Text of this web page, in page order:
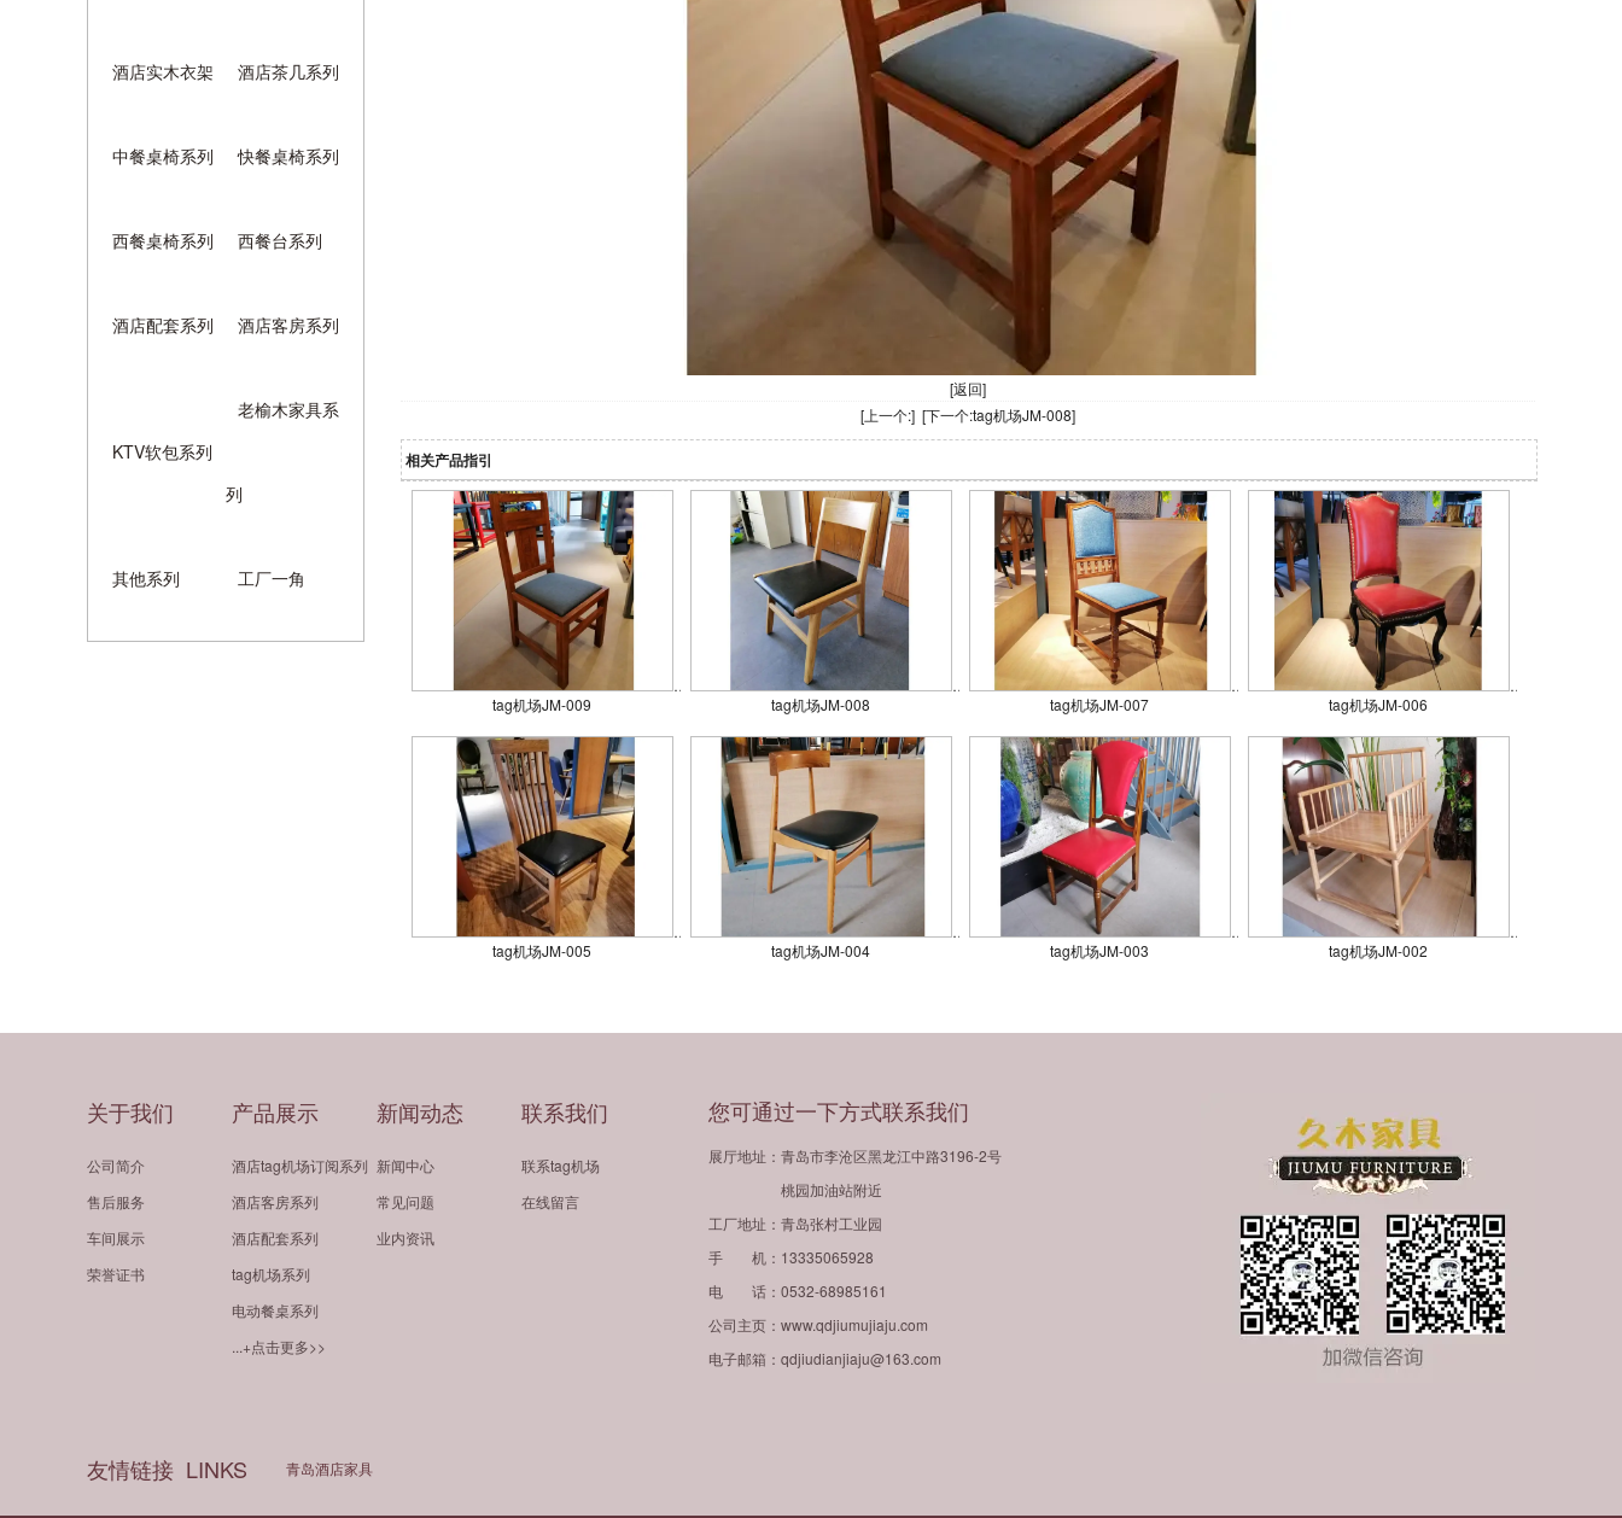
酒店实木衣架 酒店茶几系列
中餐桌椅系列 快餐桌椅系列
西餐桌椅系列 西餐台系列
酒店配套系列 酒店客房系列
KTV软包系列
老榆木家具系
列
其他系列 工厂一角
[返回]
[上一个:] [下一个:tag机场JM-008]
相关产品指引
tag机场JM-009 tag机场JM-008 tag机场JM-007 tag机场JM-006
tag机场JM-005 tag机场JM-004 tag机场JM-003 tag机场JM-002
关于我们
公司简介
售后服务
车间展示
荣誉证书
产品展示
酒店tag机场订阅系列
酒店客房系列
酒店配套系列
tag机场系列
电动餐桌系列
...+点击更多>>
新闻动态
新闻中心
常见问题
业内资讯
联系我们
联系tag机场
在线留言
您可通过一下方式联系我们
展厅地址：青岛市李沧区黑龙江中路3196-2号
桃园加油站附近
工厂地址：青岛张村工业园
手 机：13335065928
电 话：0532-68985161
公司主页：www.qdjiumujiaju.com
电子邮箱：qdjiudianjiaju@163.com
友情链接 LINKS 青岛酒店家具